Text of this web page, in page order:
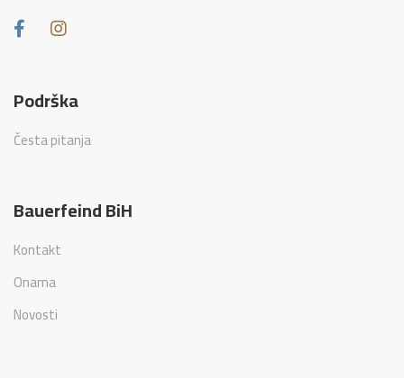
Podrška
Česta pitanja
Bauerfeind BiH
Kontakt
Onama
Novosti